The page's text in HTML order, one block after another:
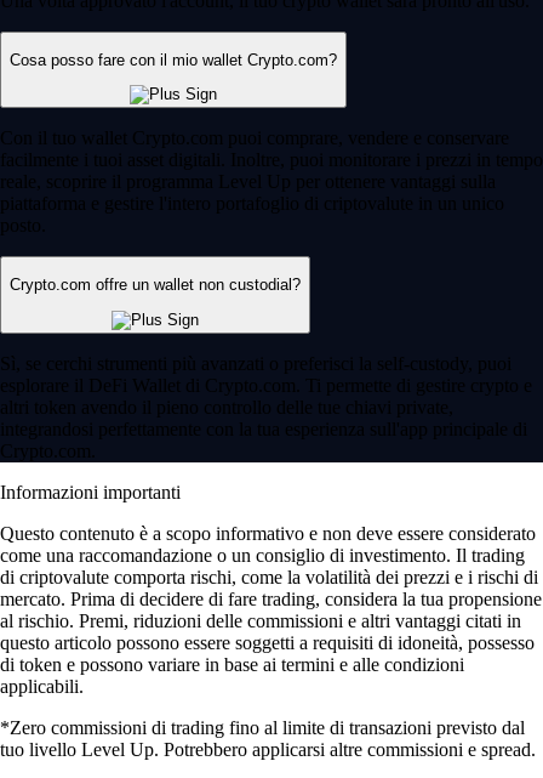
Cosa posso fare con il mio wallet Crypto.com?
Con il tuo wallet Crypto.com puoi comprare, vendere e conservare
facilmente i tuoi asset digitali. Inoltre, puoi monitorare i prezzi in tempo
reale, scoprire il programma Level Up per ottenere vantaggi sulla
piattaforma e gestire l'intero portafoglio di criptovalute in un unico
posto.
Crypto.com offre un wallet non custodial?
Sì, se cerchi strumenti più avanzati o preferisci la self-custody, puoi
esplorare il DeFi Wallet di Crypto.com. Ti permette di gestire crypto e
altri token avendo il pieno controllo delle tue chiavi private,
integrandosi perfettamente con la tua esperienza sull'app principale di
Crypto.com.
Informazioni importanti
Questo contenuto è a scopo informativo e non deve essere considerato
come una raccomandazione o un consiglio di investimento. Il trading
di criptovalute comporta rischi, come la volatilità dei prezzi e i rischi di
mercato. Prima di decidere di fare trading, considera la tua propensione
al rischio. Premi, riduzioni delle commissioni e altri vantaggi citati in
questo articolo possono essere soggetti a requisiti di idoneità, possesso
di token e possono variare in base ai termini e alle condizioni
applicabili.
*Zero commissioni di trading fino al limite di transazioni previsto dal
tuo livello Level Up. Potrebbero applicarsi altre commissioni e spread.